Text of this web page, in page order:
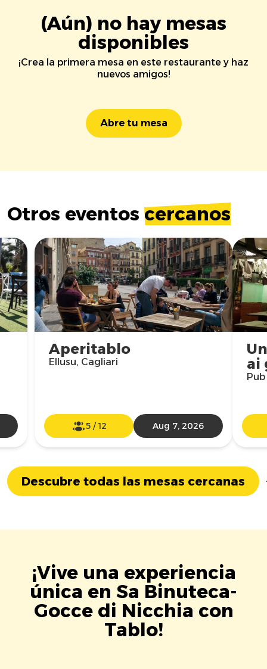
(Aún) no hay mesas
disponibles
¡Crea la primera mesa en este restaurante y haz
nuevos amigos!
Abre tu mesa
Otros eventos cercanos
Aperitablo
Ellusu, Cagliari
5/12 Aug 7, 2026
ai
Descubre todas las mesas cercanas
¡Vive una experiencia
única en Sa Binuteca-
Gocce di Nicchia con
Tablo!